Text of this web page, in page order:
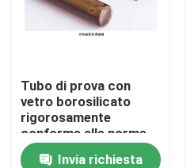
Casa.
Prodotti
Tubo di prova con
vetro borosilicato
rigorosamente
conforme alle norme
YBB e ISO
Invia richiesta